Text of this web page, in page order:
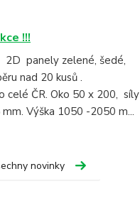
!!!
2D panely zelené, šedé,
nad 20 kusů .
celé ČR. Oko 50 x 200, síly
Výška 1050 -2050 m...
novinky